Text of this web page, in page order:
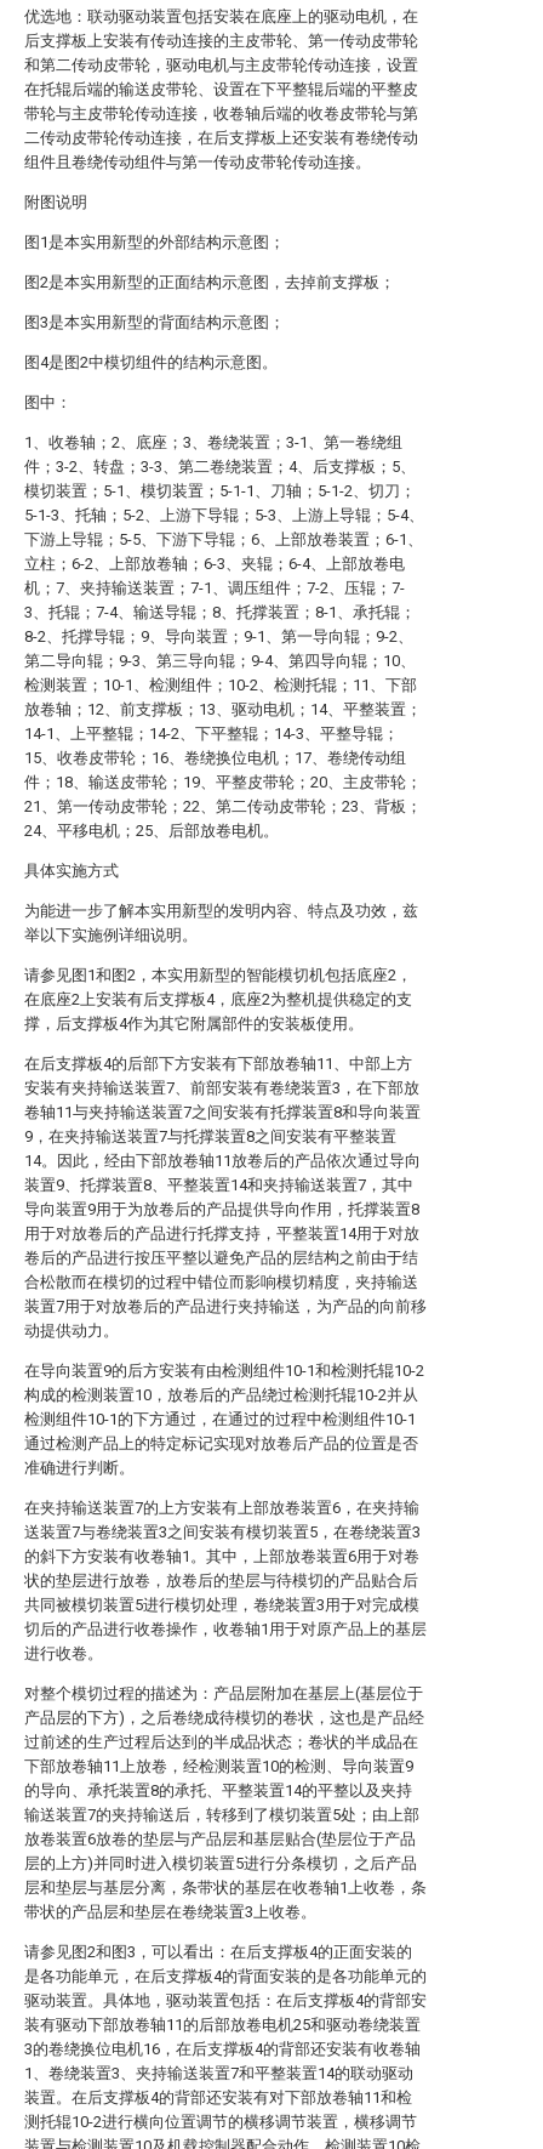
优选地：联动驱动装置包括安装在底座上的驱动电机，在
后支撑板上安装有传动连接的主皮带轮、第一传动皮带轮
和第二传动皮带轮，驱动电机与主皮带轮传动连接，设置
在托辊后端的输送皮带轮、设置在下平整辊后端的平整皮
带轮与主皮带轮传动连接，收卷轴后端的收卷皮带轮与第
二传动皮带轮传动连接，在后支撑板上还安装有卷绕传动
组件且卷绕传动组件与第一传动皮带轮传动连接。
附图说明
图1是本实用新型的外部结构示意图；
图2是本实用新型的正面结构示意图，去掉前支撑板；
图3是本实用新型的背面结构示意图；
图4是图2中模切组件的结构示意图。
图中：
1、收卷轴；2、底座；3、卷绕装置；3-1、第一卷绕组
件；3-2、转盘；3-3、第二卷绕装置；4、后支撑板；5、
模切装置；5-1、模切装置；5-1-1、刀轴；5-1-2、切刀；
5-1-3、托轴；5-2、上游下导辊；5-3、上游上导辊；5-4、
下游上导辊；5-5、下游下导辊；6、上部放卷装置；6-1、
立柱；6-2、上部放卷轴；6-3、夹辊；6-4、上部放卷电
机；7、夹持输送装置；7-1、调压组件；7-2、压辊；7-
3、托辊；7-4、输送导辊；8、托撑装置；8-1、承托辊；
8-2、托撑导辊；9、导向装置；9-1、第一导向辊；9-2、
第二导向辊；9-3、第三导向辊；9-4、第四导向辊；10、
检测装置；10-1、检测组件；10-2、检测托辊；11、下部
放卷轴；12、前支撑板；13、驱动电机；14、平整装置；
14-1、上平整辊；14-2、下平整辊；14-3、平整导辊；
15、收卷皮带轮；16、卷绕换位电机；17、卷绕传动组
件；18、输送皮带轮；19、平整皮带轮；20、主皮带轮；
21、第一传动皮带轮；22、第二传动皮带轮；23、背板；
24、平移电机；25、后部放卷电机。
具体实施方式
为能进一步了解本实用新型的发明内容、特点及功效，兹
举以下实施例详细说明。
请参见图1和图2，本实用新型的智能模切机包括底座2，
在底座2上安装有后支撑板4，底座2为整机提供稳定的支
撑，后支撑板4作为其它附属部件的安装板使用。
在后支撑板4的后部下方安装有下部放卷轴11、中部上方
安装有夹持输送装置7、前部安装有卷绕装置3，在下部放
卷轴11与夹持输送装置7之间安装有托撑装置8和导向装置
9，在夹持输送装置7与托撑装置8之间安装有平整装置
14。因此，经由下部放卷轴11放卷后的产品依次通过导向
装置9、托撑装置8、平整装置14和夹持输送装置7，其中
导向装置9用于为放卷后的产品提供导向作用，托撑装置8
用于对放卷后的产品进行托撑支持，平整装置14用于对放
卷后的产品进行按压平整以避免产品的层结构之前由于结
合松散而在模切的过程中错位而影响模切精度，夹持输送
装置7用于对放卷后的产品进行夹持输送，为产品的向前移
动提供动力。
在导向装置9的后方安装有由检测组件10-1和检测托辊10-2
构成的检测装置10，放卷后的产品绕过检测托辊10-2并从
检测组件10-1的下方通过，在通过的过程中检测组件10-1
通过检测产品上的特定标记实现对放卷后产品的位置是否
准确进行判断。
在夹持输送装置7的上方安装有上部放卷装置6，在夹持输
送装置7与卷绕装置3之间安装有模切装置5，在卷绕装置3
的斜下方安装有收卷轴1。其中，上部放卷装置6用于对卷
状的垫层进行放卷，放卷后的垫层与待模切的产品贴合后
共同被模切装置5进行模切处理，卷绕装置3用于对完成模
切后的产品进行收卷操作，收卷轴1用于对原产品上的基层
进行收卷。
对整个模切过程的描述为：产品层附加在基层上(基层位于
产品层的下方)，之后卷绕成待模切的卷状，这也是产品经
过前述的生产过程后达到的半成品状态；卷状的半成品在
下部放卷轴11上放卷，经检测装置10的检测、导向装置9
的导向、承托装置8的承托、平整装置14的平整以及夹持
输送装置7的夹持输送后，转移到了模切装置5处；由上部
放卷装置6放卷的垫层与产品层和基层贴合(垫层位于产品
层的上方)并同时进入模切装置5进行分条模切，之后产品
层和垫层与基层分离，条带状的基层在收卷轴1上收卷，条
带状的产品层和垫层在卷绕装置3上收卷。
请参见图2和图3，可以看出：在后支撑板4的正面安装的
是各功能单元，在后支撑板4的背面安装的是各功能单元的
驱动装置。具体地，驱动装置包括：在后支撑板4的背部安
装有驱动下部放卷轴11的后部放卷电机25和驱动卷绕装置
3的卷绕换位电机16，在后支撑板4的背部还安装有收卷轴
1、卷绕装置3、夹持输送装置7和平整装置14的联动驱动
装置。在后支撑板4的背部还安装有对下部放卷轴11和检
测托辊10-2进行横向位置调节的横移调节装置，横移调节